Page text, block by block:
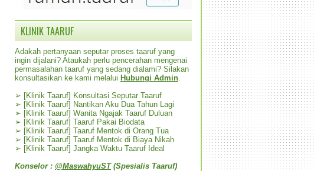
KLINIK TAARUF
Adakah pertanyaan seputar proses taaruf yang
ingin dijalani? Ataukah perlu pencerahan mengenai
permasalahan taaruf yang sedang dialami? Silakan
konsultasikan ke kami melalui Hubungi Admin
➢ [Klinik Taaruf] Konsultasi Seputar Taaruf
➢ [Klinik Taaruf] Nantikan Aku Dua Tahun Lagi
➢ [Klinik Taaruf] Wanita Ngajak Taaruf Duluan
➢ [Klinik Taaruf] Taaruf Pakai Biodata
➢ [Klinik Taaruf] Taaruf Mentok di Orang Tua
➢ [Klinik Taaruf] Taaruf Mentok di Biaya Nikah
➢ [Klinik Taaruf] Jangka Waktu Taaruf Ideal
Konselor : @MaswahyuST(Spesialis Taaruf)